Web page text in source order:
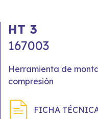
HT 3
167003
Herramienta de
compresión
FICHA